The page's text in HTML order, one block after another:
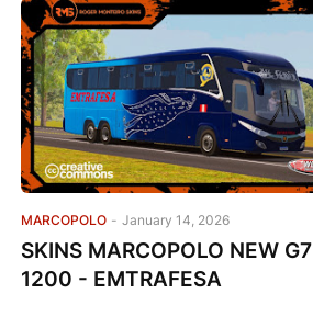
MARCOPOLO - January 14, 2026
SKINS MARCOPOLO NEW G7
1200 - EMTRAFESA